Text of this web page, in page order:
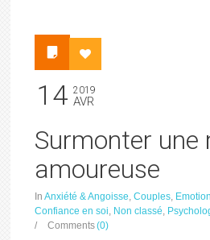
14 2019
AVR
Surmonter une
amoureuse
InAnxiété & Angoisse,Couples,
Confiance en soi, Non classé,
/
Comments(0)